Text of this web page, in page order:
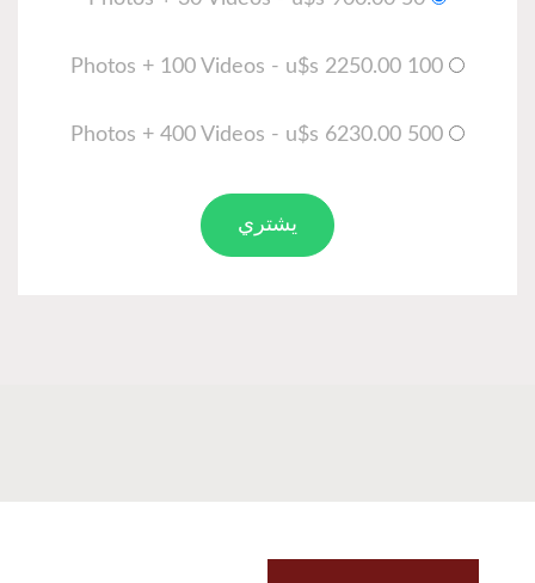
يشتري